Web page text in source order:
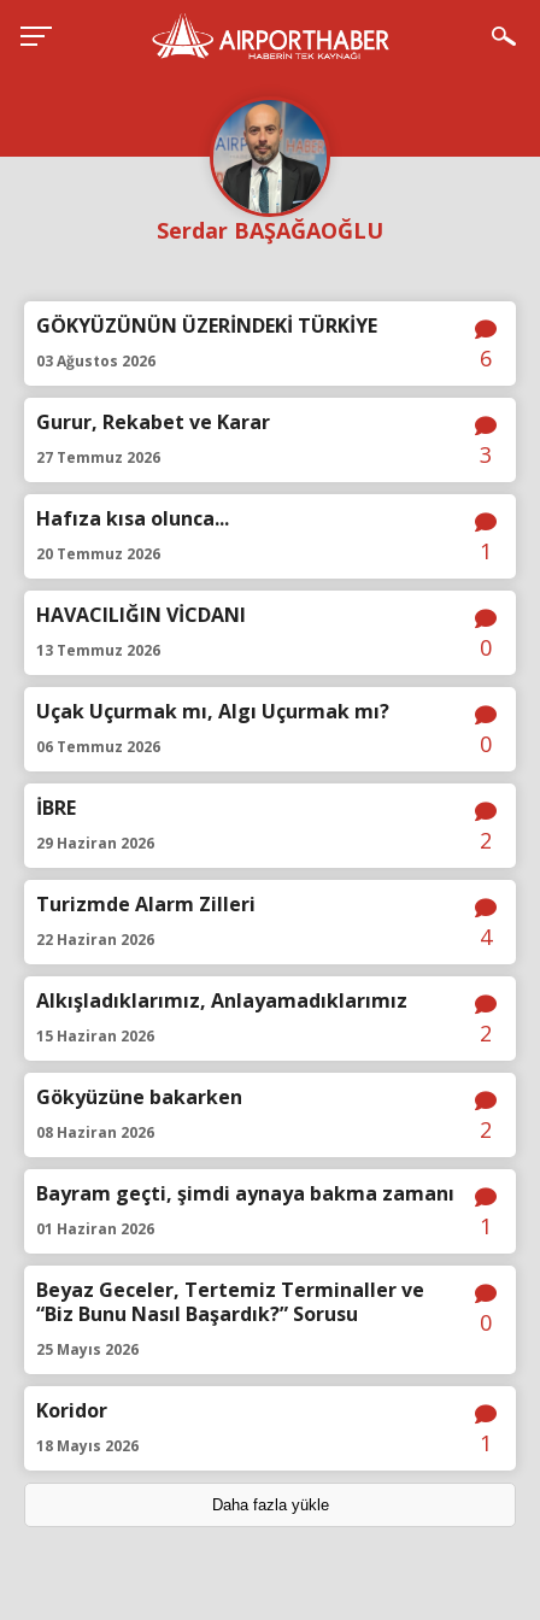
Serdar BAŞAĞAOĞLU
GÖKYÜZÜNÜN ÜZERİNDEKİ TÜRKİYE
03 Ağustos 2026 6
Gurur, Rekabet ve Karar
27 Temmuz 2026 3
Hafıza kısa olunca...
20 Temmuz 2026 1
HAVACILIĞIN VİCDANI
13 Temmuz 2026 0
Uçak Uçurmak mı, Algı Uçurmak mı?
06 Temmuz 2026 0
İBRE
29 Haziran 2026 2
Turizmde Alarm Zilleri
22 Haziran 2026 4
Alkışladıklarımız, Anlayamadıklarımız
15 Haziran 2026 2
Gökyüzüne bakarken
08 Haziran 2026 2
Bayram geçti, şimdi aynaya bakma zamanı
01 Haziran 2026 1
Beyaz Geceler, Tertemiz Terminaller ve
“Biz Bunu Nasıl Başardık?” Sorusu
25 Mayıs 2026
0
Koridor
18 Mayıs 2026 1
Daha fazla yükle